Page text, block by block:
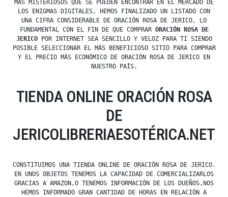
MÁS MISTERIOSOS QUE SE PUEDEN ENCONTRAR EN EL MERCADO DE
LOS ENIGMAS DIGITALES, HEMOS FINALIZADO UN LISTADO CON
UNA CIFRA CONSIDERABLE DE ORACIÓN ROSA DE JERICO, LO
FUNDAMENTAL CON EL FIN DE QUE COMPRAR ORACIÓN ROSA DE
JERICOPOR INTERNET SEA SENCILLO Y VELOZ PARA TI SIENDO
POSIBLE SELECCIONAR EL MÁS BENEFICIOSO SITIO PARA COMPRAR
Y EL PRECIO MÁS ECONÓMICO DE ORACIÓN ROSA DE JERICO EN
NUESTRO PAÍS.
TIENDA ONLINE ORACIÓN ROSA
DE
JERICOLIBRERIAESOTÉRICA.NET
CONSTITUIMOS UNA TIENDA ONLINE DE ORACIÓN ROSA DE JERICO.
EN UNOS OBJETOS TENEMOS LA CAPACIDAD DE COMERCIALIZARLOS
GRACIAS A AMAZON,O TENEMOS INFORMACIÓN DE LOS DUEÑOS,NOS
HEMOS INFORMADO GRAN CANTIDAD DE HORAS EN RELACIÓN A